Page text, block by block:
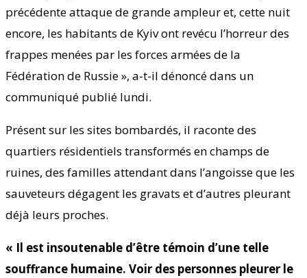
précédente attaque de grande ampleur et, cette nuit
encore, les habitants de Kyiv ont revécu l’horreur des
frappes menées par les forces armées de la
Fédération de Russie », a-t-il dénoncé dans un
communiqué publié lundi.
Présent sur les sites bombardés, il raconte des
quartiers résidentiels transformés en champs de
ruines, des familles attendant dans l’angoisse que les
sauveteurs dégagent les gravats et d’autres pleurant
déjà leurs proches.
« Il est insoutenable d’être témoin d’une telle
souffrance humaine. Voir des personnes pleurer le